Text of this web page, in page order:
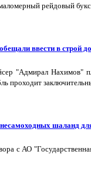
рейдовый
ввести в строй
"Адмирал Нахимов"
проходит
шаланд
с АО